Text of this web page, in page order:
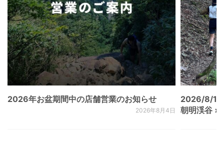
2026年お盆期間中の店舗営業のお知らせ
2026年8月4日
2026/8/
朝明渓谷 ×